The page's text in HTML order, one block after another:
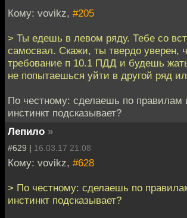
Кому: vovikz, #205
> Ты едешь в левом ряду. Тебе со
самосвал. Скажи, ты твердо уверен,
требование п 10.1 ПДД и будешь
не попытаешься уйти в другой ряд
По честному: сделаешь по правилам
инстинкт подсказывает?
Лепило »
#629 | 16.03.17 21:08
Кому: vovikz, #628
> По честному: сделаешь по
инстинкт подсказывает?